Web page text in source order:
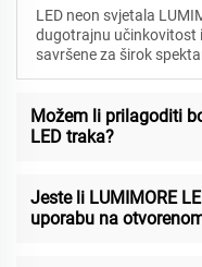
LED neon svjetala
dugotrajnu učinkovitost
savršene za širok
Možem li prilagoditi
LED traka?
Jeste li LUMIMORE
uporabu na